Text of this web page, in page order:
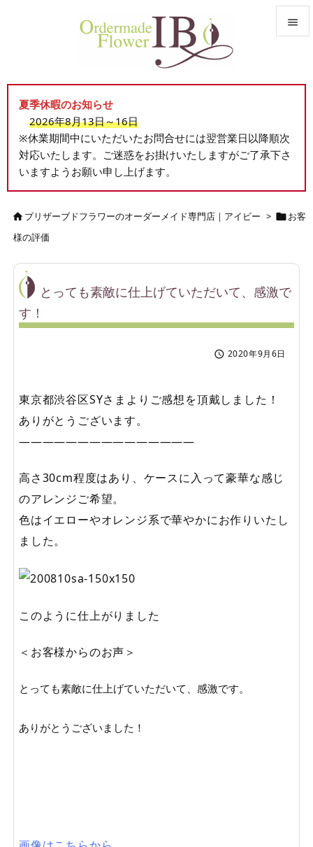


前へ

検索
夏季休暇のお知らせ
2026年8月13日～16日
※休業期間中にいただいたお問合せには翌営業日以降順次
対応いたします。ご迷惑をお掛けいたしますがご了承下さ
いますようお願い申し上げます。
ブリザーブドフラワーのオーダーメイド専門店｜アイビー > お客
様の評価
とっても素敵に仕上げていただいて、感激で
す！
 2020年9月6日
東京都渋谷区SYさまよりご感想を頂戴しました！
ありがとうございます。
———————————————
高さ30cm程度はあり、ケースに入って豪華な感じ
のアレンジご希望。
色はイエローやオレンジ系で華やかにお作りいたし
ました。
このように仕上がりました
＜お客様からのお声＞
とっても素敵に仕上げていただいて、感激です。
ありがとうございました！